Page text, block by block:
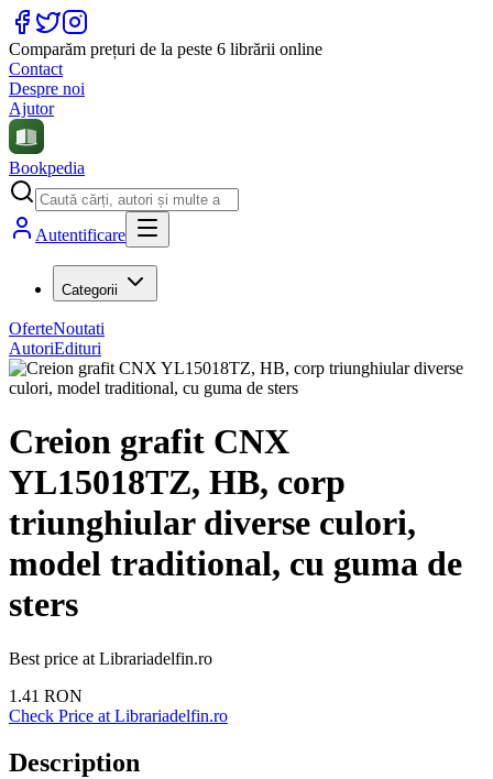
Comparăm prețuri de la peste 6 librării online
Contact
Despre noi
Ajutor
Bookpedia
Autentificare
Categorii
OferteNoutati
AutoriEdituri
Creion grafit CNX
YL15018TZ, HB, corp
triunghiular diverse culori,
model traditional, cu guma de
sters
Best price at Librariadelfin.ro
1.41 RON
Check Price at Librariadelfin.ro
Description